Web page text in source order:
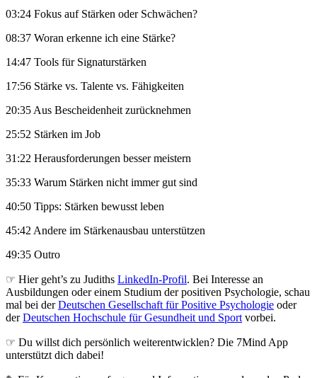
03:24 Fokus auf Stärken oder Schwächen?
08:37 Woran erkenne ich eine Stärke?
14:47 Tools für Signaturstärken
17:56 Stärke vs. Talente vs. Fähigkeiten
20:35 Aus Bescheidenheit zurücknehmen
25:52 Stärken im Job
31:22 Herausforderungen besser meistern
35:33 Warum Stärken nicht immer gut sind
40:50 Tipps: Stärken bewusst leben
45:42 Andere im Stärkenausbau unterstützen
49:35 Outro
☞ Hier geht’s zu Judiths LinkedIn-Profil. Bei Interesse an
Ausbildungen oder einem Studium der positiven Psychologie, schau
mal bei derDeutschen Gesellschaft für Positive Psychologie oder
derDeutschen Hochschule für Gesundheit und Sport vorbei.
☞ Du willst dich persönlich weiterentwicklen? Die 7Mind App
unterstützt dich dabei!